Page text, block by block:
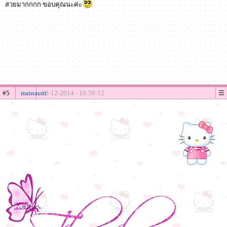
สวยมากกกก ขอบคุณนะค่ะ
#5 mainaum28-12-2014 - 10:59:12